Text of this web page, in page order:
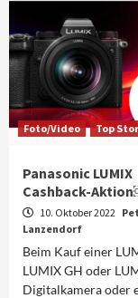
Foto/Video Top
Panasonic LUMIX
Cashback-
10. Oktober 2022
Lanzendorf
Beim Kauf einer
LUMIX GH oder
Digitalkamera oder